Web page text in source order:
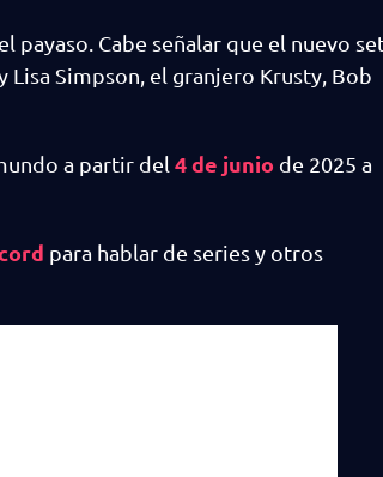
Cabe señalar que el nuevo
Simpson, el granjero Krusty, Bob
a partir del 4 de junio de 2025 a
para hablar de series y otros